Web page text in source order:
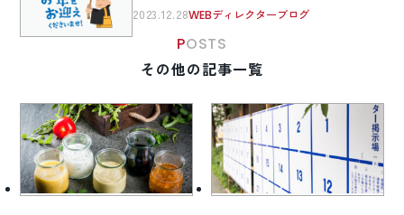
2023.12.28WEBディレクターブログ
POSTS
その他の記事一覧